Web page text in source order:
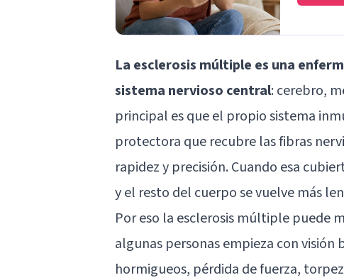
La esclerosis múltiple es una
sistema nervioso central: cerebro,
principal es que el propio sistema
protectora que recubre las fibras
rapidez y precisión. Cuando esa
y el resto del cuerpo se vuelve más
Por eso la esclerosis múltiple puede
algunas personas empieza con
hormigueos, pérdida de fuerza,